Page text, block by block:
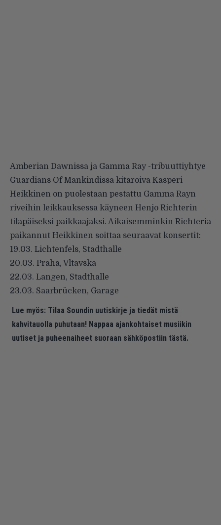
Amberian Dawnissa ja Gamma Ray -tribuuttiyhtye
Guardians Of Mankindissa kitaroiva Kasperi
Heikkinen on puolestaan pestattu Gamma Rayn
riveihin leikkauksessa käyneen Henjo Richterin
tilapäiseksi paikkaajaksi. Aikaisemminkin Richteria
paikannut Heikkinen soittaa seuraavat konsertit:
19.03. Lichtenfels, Stadthalle
20.03. Praha, Vltavska
22.03. Langen, Stadthalle
23.03. Saarbrücken, Garage
Lue myös: Tilaa Soundin uutiskirje ja tiedät mistä
kahvitauolla puhutaan! Nappaa ajankohtaiset musiikin
uutiset ja puheenaiheet suoraan sähköpostiin tästä.